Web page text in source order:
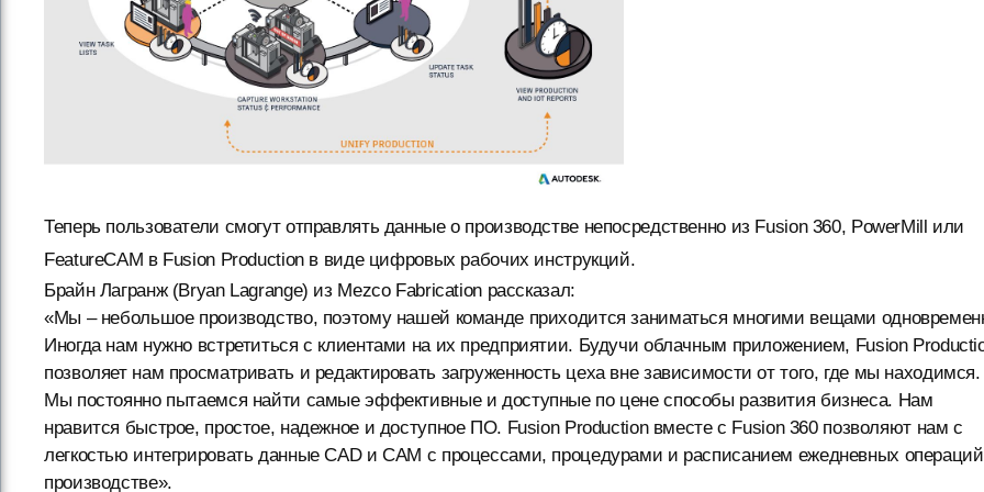
Теперь пользователи смогут отправлять данные о производстве непосредственно из Fusion 360, PowerMill или
FeatureCAM в Fusion Production в виде цифровых рабочих инструкций.
Брайн Лагранж (Bryan Lagrange) из Mezco Fabrication рассказал:
«Мы – небольшое производство, поэтому нашей команде приходится заниматься многими вещами
Иногда нам нужно встретиться с клиентами на их предприятии. Будучи облачным приложением, Fusion
позволяет нам просматривать и редактировать загруженность цеха вне зависимости от того, где мы находимся.
Мы постоянно пытаемся найти самые эффективные и доступные по цене способы развития бизнеса. Нам
нравится быстрое, простое, надежное и доступное ПО. Fusion Production вместе с Fusion 360 позволяют нам с
легкостью интегрировать данные CAD и CAM с процессами, процедурами и расписанием ежедневных
производстве».